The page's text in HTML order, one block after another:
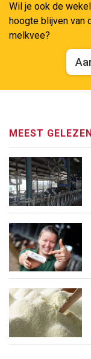
Wil je ook de
hoogte blijven van
melkvee?
MEEST